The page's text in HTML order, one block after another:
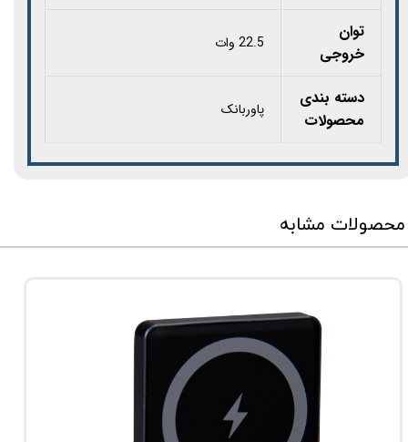
توان
خروجی
22.5 وات
دسته بندی
محصولات
پاوربانک
محصولات مشابه